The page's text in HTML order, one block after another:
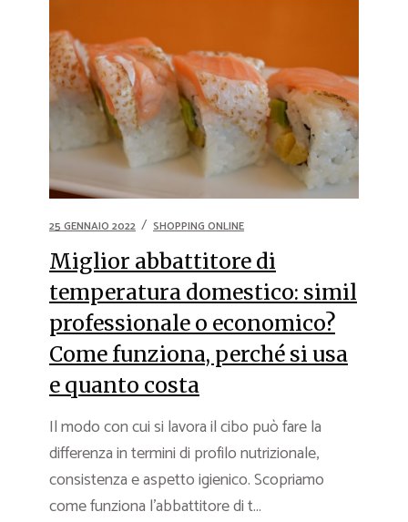
25 GENNAIO 2022 SHOPPING ONLINE
Miglior abbattitore di
temperatura domestico: simil
professionale o economico?
Come funziona, perché si usa
e quanto costa
Il modo con cui si lavora il cibo può fare la
differenza in termini di profilo nutrizionale,
consistenza e aspetto igienico. Scopriamo
come funziona l’abbattitore di t...